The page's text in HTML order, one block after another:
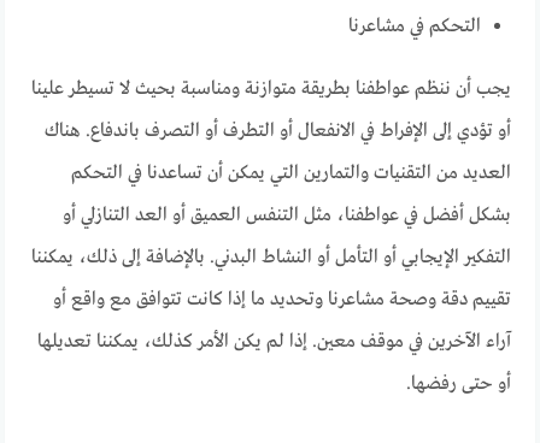
التحكم في مشاعرنا
يجب أن ننظم عواطفنا بطريقة متوازنة ومناسبة بحيث لا تسيطر علينا
أو تؤدي إلى الإفراط في الانفعال أو التطرف أو التصرف باندفاع. هناك
العديد من التقنيات والتمارين التي يمكن أن تساعدنا في التحكم
بشكل أفضل في عواطفنا، مثل التنفس العميق أو العد التنازلي أو
التفكير الإيجابي أو التأمل أو النشاط البدني. بالإضافة إلى ذلك، يمكننا
تقييم دقة وصحة مشاعرنا وتحديد ما إذا كانت تتوافق مع واقع أو
آراء الآخرين في موقف معين. إذا لم يكن الأمر كذلك، يمكننا تعديلها
أو حتى رفضها.